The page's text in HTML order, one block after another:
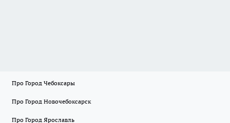
Про Город Чебоксары
Про Город Новочебоксарск
Про Город Ярославль